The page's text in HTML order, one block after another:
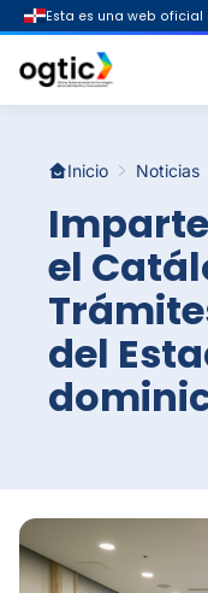
Inicio Noticias
el
del